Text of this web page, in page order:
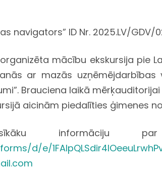
navigators” ID Nr. 2025.LV/
mācību ekskursija pie
ar mazās
Brauciena laikā
aicinām piedalīties ģimenes
d/e/